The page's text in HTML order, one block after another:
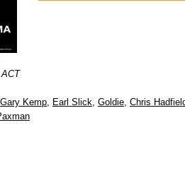
Gary Kemp, Earl Slick, Goldie, Chris